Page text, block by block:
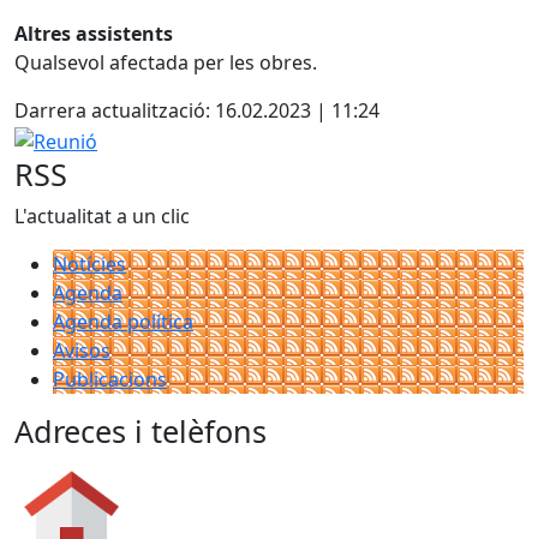
Altres assistents
Qualsevol afectada per les obres.
Darrera actualització: 16.02.2023 | 11:24
Reunió
RSS
L'actualitat a un clic
Notícies
Agenda
Agenda política
Avisos
Publicacions
Adreces i telèfons